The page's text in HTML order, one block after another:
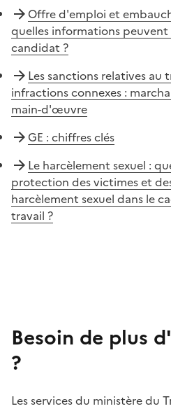
Offre d'emploi et
quelles informations
candidat ?
Les sanctions relatives au
infractions connexes :
main-d'œuvre
GE : chiffres clés
Le harcèlement sexuel :
protection des victimes et
harcèlement sexuel dans le
travail ?
Besoin de plus
?
Les services du ministère du